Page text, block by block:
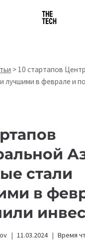
> 10 стартапов
лучшими в феврале и
стали
в
11.03.2024 Время